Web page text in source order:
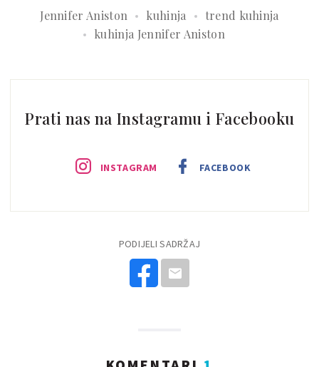
Jennifer Aniston kuhinja
trend kuhinja
kuhinja Jennifer Aniston
Prati nas na Instagramu i Facebooku
INSTAGRAM FACEBOOK
PODIJELI SADRŽAJ